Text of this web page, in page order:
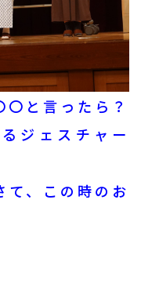
と言ったら？
ジェスチャー
、
この時のお